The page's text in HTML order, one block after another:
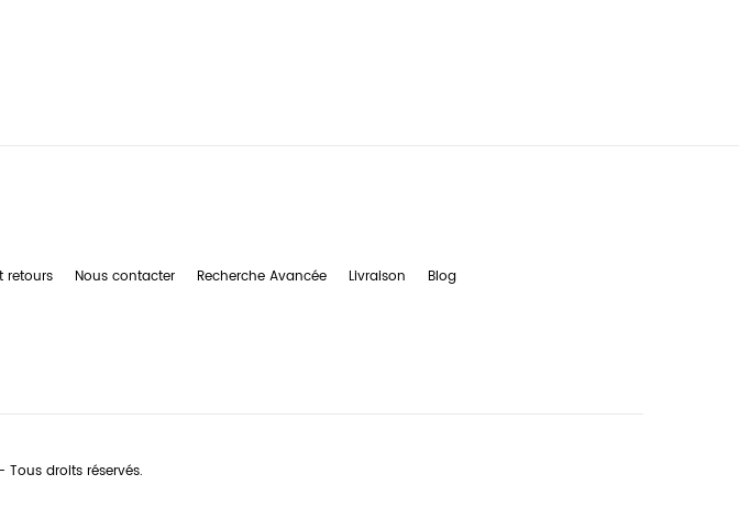
retours Nous contacter Recherche Avancée Livraison Blog
Tous droits réservés.